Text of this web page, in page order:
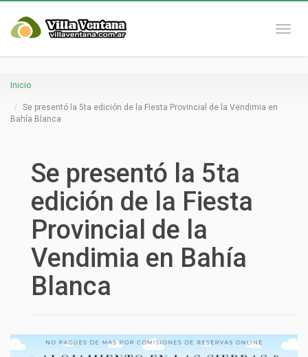
Inicio
Se presentó la 5ta edición de la Fiesta Provincial de la Vendimia en
Bahía Blanca
Se presentó la 5ta
edición de la Fiesta
Provincial de la
Vendimia en Bahía
Blanca